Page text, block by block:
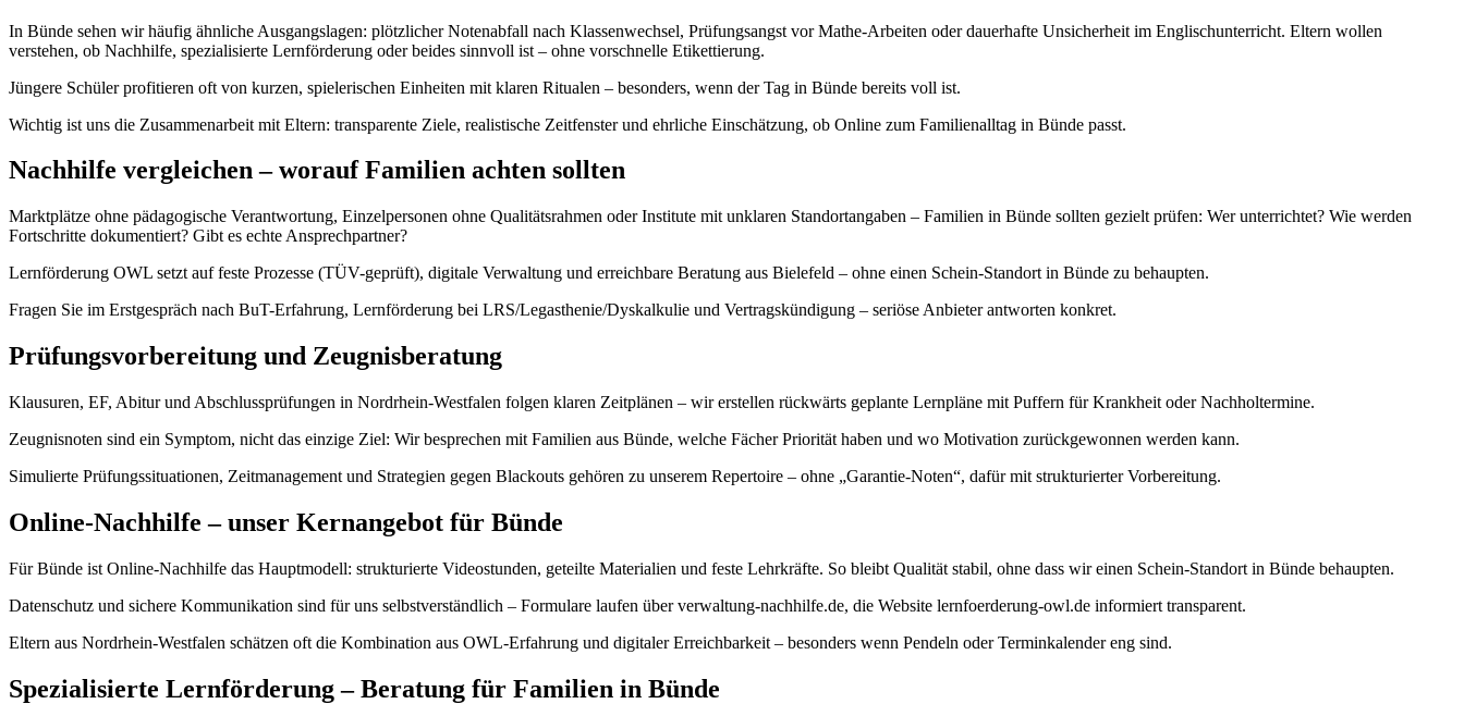
In Bünde sehen wir häufig ähnliche Ausgangslagen: plötzlicher Notenabfall nach Klassenwechsel, Prüfungsangst vor Mathe-Arbeiten oder dauerhafte Unsicherheit im Englischunterricht. Eltern wollen
verstehen, ob Nachhilfe, spezialisierte Lernförderung oder beides sinnvoll ist – ohne vorschnelle Etikettierung.
Jüngere Schüler profitieren oft von kurzen, spielerischen Einheiten mit klaren Ritualen – besonders, wenn der Tag in Bünde bereits voll ist.
Wichtig ist uns die Zusammenarbeit mit Eltern: transparente Ziele, realistische Zeitfenster und ehrliche Einschätzung, ob Online zum Familienalltag in Bünde passt.
Nachhilfe vergleichen – worauf Familien achten sollten
Marktplätze ohne pädagogische Verantwortung, Einzelpersonen ohne Qualitätsrahmen oder Institute mit unklaren Standortangaben – Familien in Bünde sollten gezielt prüfen: Wer unterrichtet? Wie werden
Fortschritte dokumentiert? Gibt es echte Ansprechpartner?
Lernförderung OWL setzt auf feste Prozesse (TÜV-geprüft), digitale Verwaltung und erreichbare Beratung aus Bielefeld – ohne einen Schein-Standort in Bünde zu behaupten.
Fragen Sie im Erstgespräch nach BuT-Erfahrung, Lernförderung bei LRS/Legasthenie/Dyskalkulie und Vertragskündigung – seriöse Anbieter antworten konkret.
Prüfungsvorbereitung und Zeugnisberatung
Klausuren, EF, Abitur und Abschlussprüfungen in Nordrhein-Westfalen folgen klaren Zeitplänen – wir erstellen rückwärts geplante Lernpläne mit Puffern für Krankheit oder Nachholtermine.
Zeugnisnoten sind ein Symptom, nicht das einzige Ziel: Wir besprechen mit Familien aus Bünde, welche Fächer Priorität haben und wo Motivation zurückgewonnen werden kann.
Simulierte Prüfungssituationen, Zeitmanagement und Strategien gegen Blackouts gehören zu unserem Repertoire – ohne „Garantie-Noten“, dafür mit strukturierter Vorbereitung.
Online-Nachhilfe – unser Kernangebot für Bünde
Für Bünde ist Online-Nachhilfe das Hauptmodell: strukturierte Videostunden, geteilte Materialien und feste Lehrkräfte. So bleibt Qualität stabil, ohne dass wir einen Schein-Standort in Bünde behaupten.
Datenschutz und sichere Kommunikation sind für uns selbstverständlich – Formulare laufen über verwaltung-nachhilfe.de, die Website lernfoerderung-owl.de informiert transparent.
Eltern aus Nordrhein-Westfalen schätzen oft die Kombination aus OWL-Erfahrung und digitaler Erreichbarkeit – besonders wenn Pendeln oder Terminkalender eng sind.
Spezialisierte Lernförderung – Beratung für Familien in Bünde